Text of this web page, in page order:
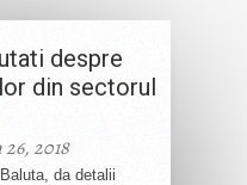
despre
din sectorul
2018
da detalii